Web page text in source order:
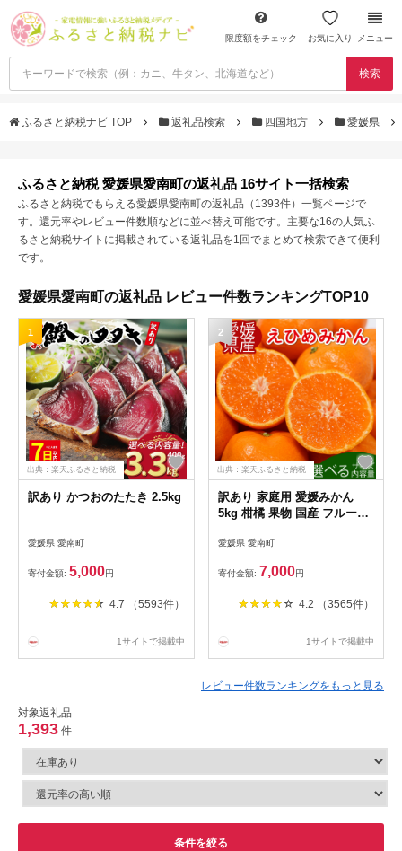
限度額をチェック お気に入り メニュー
検索
ふるさと納税ナビ TOP 返礼品検索 四国地方 愛媛県
ふるさと納税 愛媛県愛南町の返礼品 16サイト一括検索
ふるさと納税でもらえる愛媛県愛南町の返礼品（1393件）一覧ページで
す。還元率やレビュー件数順などに並べ替え可能です。主要な16の人気ふ
るさと納税サイトに掲載されている返礼品を1回でまとめて検索できて便利
です。
愛媛県愛南町の返礼品 レビュー件数ランキングTOP10
1
出典：楽天ふるさと納税
訳あり かつおのたたき 2.5kg
愛媛県 愛南町
寄付金額: 5,000円
4.7 （5593件）
1サイトで掲載中
2
出典：楽天ふるさと納税
訳あり 家庭用 愛媛みかん
5kg 柑橘 果物 国産 フルーツ
レッジ 蜜柑 ブランド 大きさ
愛媛県 愛南町 果実 ビタミン
~1月下旬
愛媛県 愛南町
寄付金額: 7,000円
4.2 （3565件）
1サイトで掲載中
レビュー件数ランキングをもっと見る
対象返礼品
1,393 件
条件を絞る